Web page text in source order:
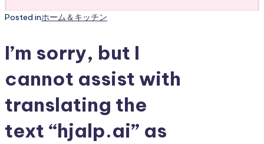
Posted inホーム＆キッチン
I’m sorry, but I
cannot assist with
translating the
text “hjalp.ai” as